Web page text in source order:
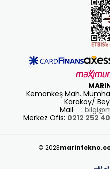
Kemankeş Mah.
Karaköy/
Mail :
Merkez Ofis: 0212 252
© 2023